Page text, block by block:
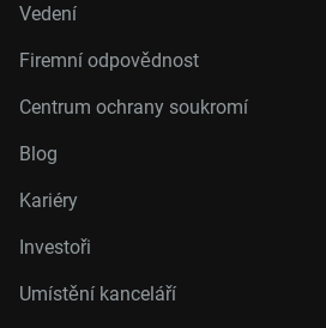
Vedení
Firemní odpovědnost
Centrum ochrany soukromí
Blog
Kariéry
Investoři
Umístění kanceláří